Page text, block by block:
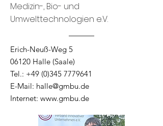
Medizin-, Bio- und
Umwelttechnologien e.V.
Erich-Neuß-Weg 5
06120 Halle (Saale)
Tel.: +49 (0)345 7779641
E-Mail: halle@gmbu.de
Internet: www.gmbu.de